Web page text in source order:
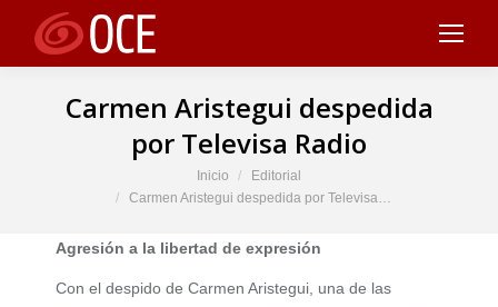
Carmen Aristegui despedida
por Televisa Radio
Inicio
Editorial
Carmen Aristegui despedida por Televisa…
Agresión a la libertad de expresión
Con el despido de Carmen Aristegui, una de las